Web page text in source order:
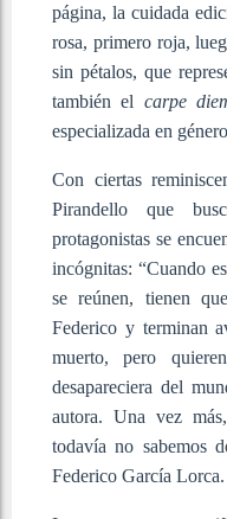
página, la cuidada
rosa, primero roja,
sin pétalos, que
también el carpe
especializada en
Con ciertas
Pirandello que
protagonistas se
incógnitas: “Cuando
se reúnen, tienen
Federico y terminan
muerto, pero
desapareciera del
autora. Una vez
todavía no sabemos
Federico García Lorca.